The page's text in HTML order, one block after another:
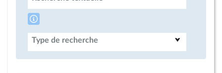
Type de recherche